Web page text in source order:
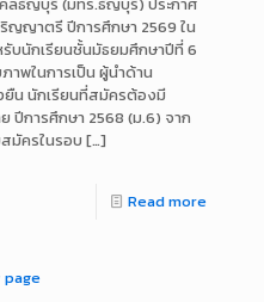
ญญาตรี ปีการศึกษา 2569 ใน
บนักเรียนชั้นมัธยมศึกษาปีที่ 6
าพในการเป็น ผู้นำด้าน
ยืน นักเรียนที่สมัครต้องมี
การศึกษา 2568 (ม.6) จาก
มัครในรอบ […]
Read more
page